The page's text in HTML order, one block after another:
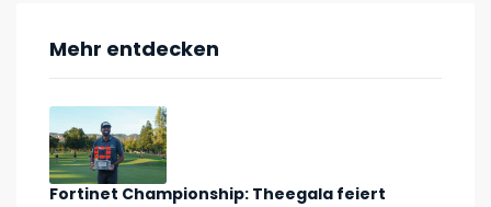
Mehr entdecken
Fortinet Championship: Theegala feiert